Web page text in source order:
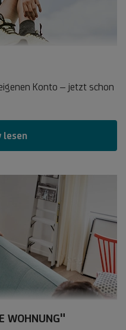
Konto – jetzt schon
lesen
WOHNUNG"